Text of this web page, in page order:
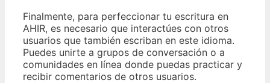
Finalmente, para perfeccionar tu escritura en
AHIR, es necesario que interactúes con otros
usuarios que también escriban en este idioma.
Puedes unirte a grupos de conversación o a
comunidades en línea donde puedas practicar y
recibir comentarios de otros usuarios.